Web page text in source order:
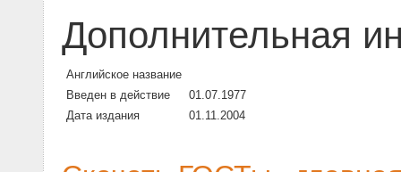
Дополнительная
Английское название
Введен в действие
01.07.1977
Дата издания
01.11.2004